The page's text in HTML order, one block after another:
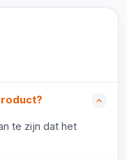
te zijn dat het